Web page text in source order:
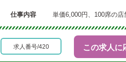
仕事内容 単価6,000円、100席の
求人番号/420 この求人に